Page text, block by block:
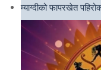
म्याग्दीको फापरखेत